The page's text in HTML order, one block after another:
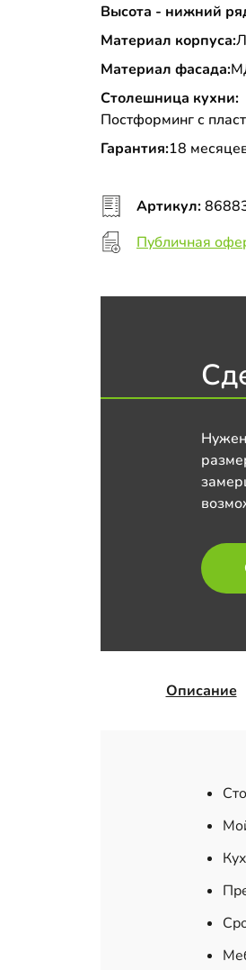
Высота - нижний
Материал корпуса:
Материал фасада:
Столешница кухни:
Постформинг с
Гарантия:18
Артикул:
Публичная
Описание